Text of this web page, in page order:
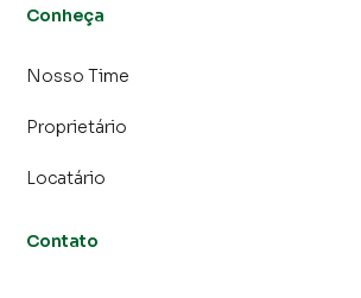
Conheça
Nosso Time
Proprietário
Locatário
Contato